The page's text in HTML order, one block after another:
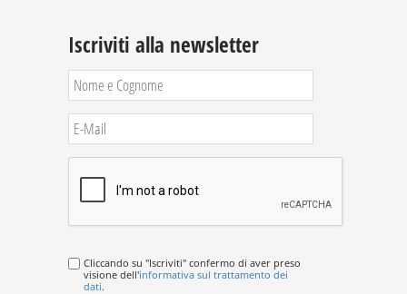
Iscriviti alla newsletter
Cliccando su "Iscriviti" confermo di aver preso
visione dell'informativa sul trattamento dei
dati.